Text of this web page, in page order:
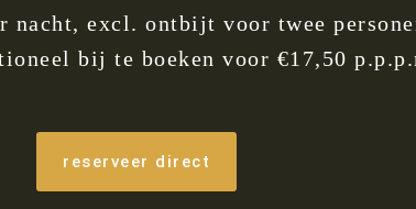
nacht, excl. ontbijt voor twee
bij te boeken voor €17,50
reserveer direct